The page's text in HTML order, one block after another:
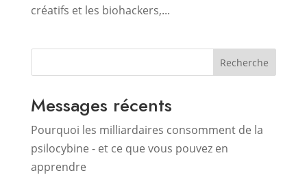
créatifs et les biohackers,...
Recherche
Messages récents
Pourquoi les milliardaires consomment de la
psilocybine - et ce que vous pouvez en
apprendre